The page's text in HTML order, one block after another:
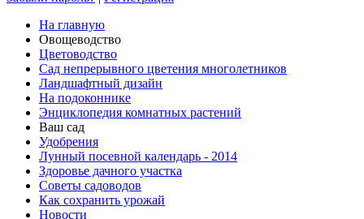
На главную
Овощеводство
Цветоводство
Сад непрерывного цветения многолетников
Ландшафтный дизайн
На подоконнике
Энциклопедия комнатных растений
Ваш сад
Удобрения
Лунный посевной календарь - 2014
Здоровье дачного участка
Советы садоводов
Как сохранить урожай
Новости